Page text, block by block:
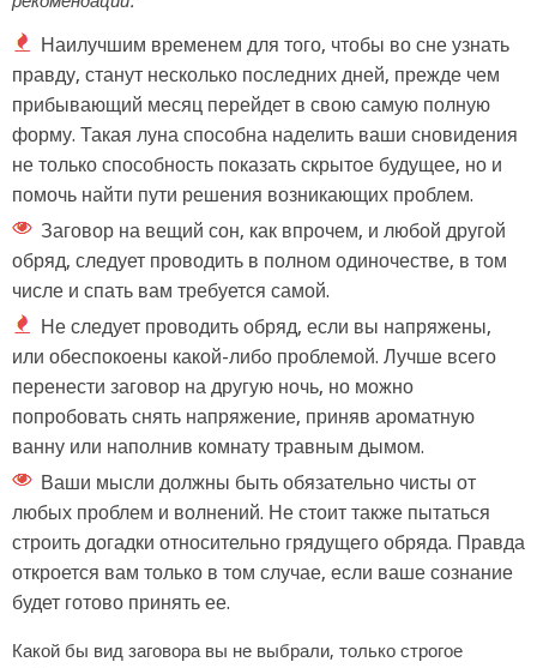
Наилучшим временем для того, чтобы во сне узнать
правду, станут несколько последних дней, прежде чем
прибывающий месяц перейдет в свою самую полную
форму. Такая луна способна наделить ваши сновидения
не только способность показать скрытое будущее, но и
помочь найти пути решения возникающих проблем.
Заговор на вещий сон, как впрочем, и любой другой
обряд, следует проводить в полном одиночестве, в том
числе и спать вам требуется самой.
Не следует проводить обряд, если вы напряжены,
или обеспокоены какой-либо проблемой. Лучше всего
перенести заговор на другую ночь, но можно
попробовать снять напряжение, приняв ароматную
ванну или наполнив комнату травным дымом.
Ваши мысли должны быть обязательно чисты от
любых проблем и волнений. Не стоит также пытаться
строить догадки относительно грядущего обряда. Правда
откроется вам только в том случае, если ваше сознание
будет готово принять ее.
Какой бы вид заговора вы не выбрали, только строгое